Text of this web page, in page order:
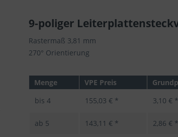
9-poliger
Rastermaß 3,81 mm
270° Orientierung
Menge VPE Preis
bis4 155,03 € * 3,10 €
ab 5 143,11 € * 2,86 €